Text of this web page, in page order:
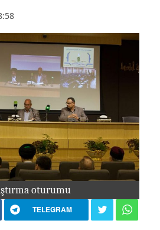
oturumu
TELEGRAM